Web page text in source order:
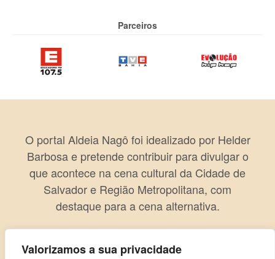
Valorizamos a sua privacidade
Parceiros
O portal Aldeia Nagô foi idealizado por Helder
Barbosa e pretende contribuir para divulgar o
que acontece na cena cultural da Cidade de
Salvador e Região Metropolitana, com
destaque para a cena alternativa.